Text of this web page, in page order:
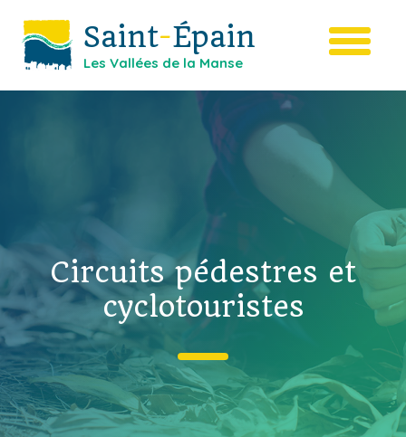
Saint-Épain
Les Vallées de la Manse
Circuits pédestres et
cyclotouristes